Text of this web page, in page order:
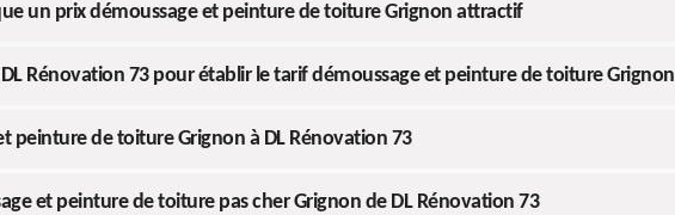
un prix démoussage et peinture de toiture Grignon attractif
Rénovation 73 pour établir le tarif démoussage et peinture de toiture Grignon
peinture de toiture Grignon à DL Rénovation 73
et peinture de toiture pas cher Grignon de DL Rénovation 73